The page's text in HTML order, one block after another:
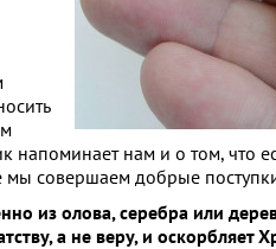
напоминает нам и о том, что
мы совершаем добрые
из олова, серебра или
а не веру, и оскорбляет